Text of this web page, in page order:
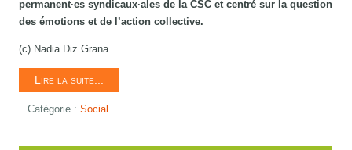
permanent·es syndicaux·ales de la CSC et centré sur la question
des émotions et de l’action collective.
(c) Nadia Diz Grana
Lire la suite...
Catégorie :Social